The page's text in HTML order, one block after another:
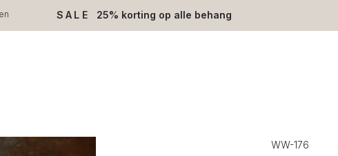
SALE 25% korting op alle behang
WW-176